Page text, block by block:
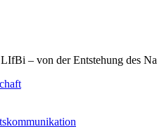
– von der Entstehung des